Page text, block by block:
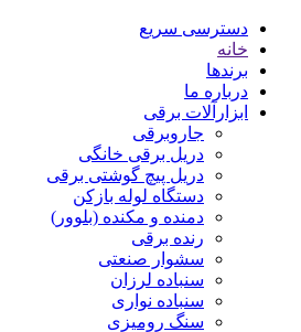
دسترسی سریع
خانه
برندها
درباره ما
ابزارآلات برقی
جاروبرقی
دریل برقی خانگی
دریل پیچ گوشتی برقی
دستگاه لوله بازکن
دمنده و مکنده (بلوور)
رنده برقی
سشوار صنعتی
سنباده لرزان
سنباده نواری
سنگ رومیزی